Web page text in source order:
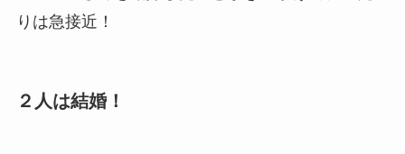
りは急接近！
２人は結婚！